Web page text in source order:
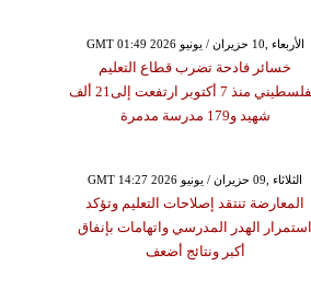
GMT 01:49 2026 الأربعاء ,10 حزيران / يونيو
خسائر فادحة تضرب قطاع التعليم
الفلسطيني منذ 7 أكتوبر ارتفعت إلى21 ألف
شهيد و179 مدرسة مدمرة
GMT 14:27 2026 الثلاثاء ,09 حزيران / يونيو
المعارضة تنتقد إصلاحات التعليم وتؤكد
استمرار الهدر المدرسي واتهامات بإنفاق
أكبر ونتائج أضعف